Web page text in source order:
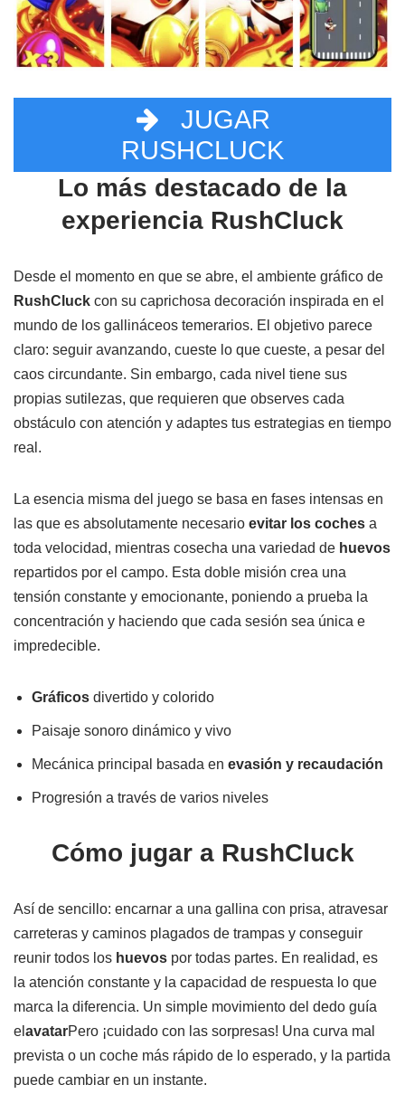
JUGAR
RUSHCLUCK
Lo más destacado de la
experiencia RushCluck
Desde el momento en que se abre, el ambiente gráfico de
RushCluck con su caprichosa decoración inspirada en el
mundo de los gallináceos temerarios. El objetivo parece
claro: seguir avanzando, cueste lo que cueste, a pesar del
caos circundante. Sin embargo, cada nivel tiene sus
propias sutilezas, que requieren que observes cada
obstáculo con atención y adaptes tus estrategias en tiempo
real.
La esencia misma del juego se basa en fases intensas en
las que es absolutamente necesario evitar los coches a
toda velocidad, mientras cosecha una variedad de huevos
repartidos por el campo. Esta doble misión crea una
tensión constante y emocionante, poniendo a prueba la
concentración y haciendo que cada sesión sea única e
impredecible.
Gráficos divertido y colorido
Paisaje sonoro dinámico y vivo
Mecánica principal basada en evasión y recaudación
Progresión a través de varios niveles
Cómo jugar a RushCluck
Así de sencillo: encarnar a una gallina con prisa, atravesar
carreteras y caminos plagados de trampas y conseguir
reunir todos los huevos por todas partes. En realidad, es
la atención constante y la capacidad de respuesta lo que
marca la diferencia. Un simple movimiento del dedo guía
el avatarPero ¡cuidado con las sorpresas! Una curva mal
prevista o un coche más rápido de lo esperado, y la partida
puede cambiar en un instante.